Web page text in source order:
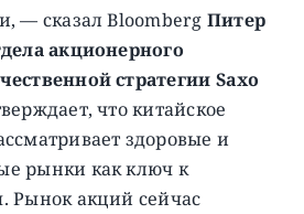
— сказал Bloomberg Питер
акционерного
стратегии Saxo
что китайское
здоровые и
рынки как ключ к
Рынок акций сейчас